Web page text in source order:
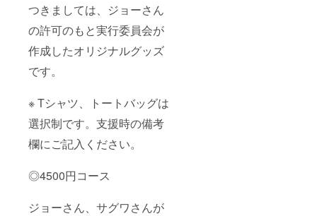
つきましては、ジョーさん
の許可のもと実行委員会が
作成したオリジナルグッズ
です。
※ Tシャツ、トートバッグは
選択制です。支援時の備考
欄にご記入ください。
◎4500円コース
ジョーさん、サグワさんが